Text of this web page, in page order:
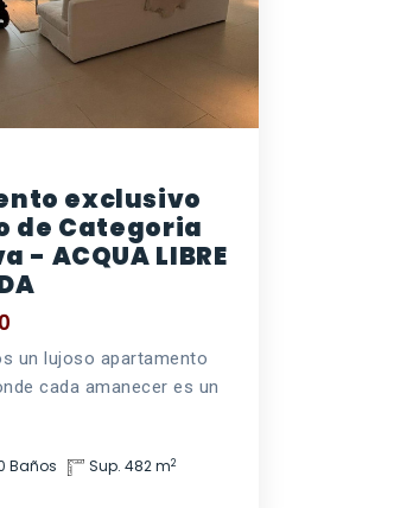
exclusivo
de Categoria
- ACQUA LIBRE
un lujoso apartamento
cada amanecer es un
Baños Sup. 482 m2